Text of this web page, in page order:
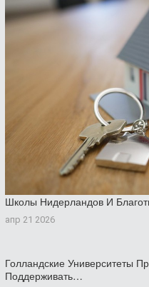
Школы Нидерландов И
апр 21 2026
Голландские Университеты
Поддерживать…